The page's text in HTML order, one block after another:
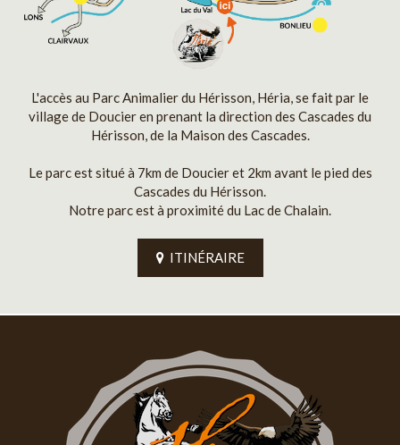
L'accès au Parc Animalier du Hérisson, Héria, se fait par le
village de Doucier en prenant la direction des Cascades du
Hérisson, de la Maison des Cascades.
Le parc est situé à 7km de Doucier et 2km avant le pied des
Cascades du Hérisson.
Notre parc est à proximité du Lac de Chalain.
ITINÉRAIRE